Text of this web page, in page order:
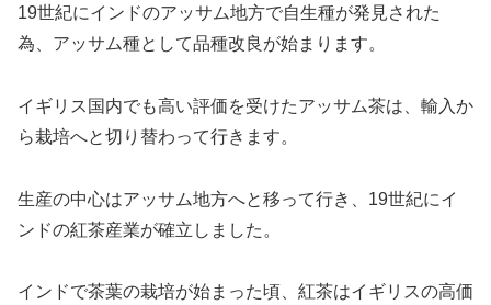
19世紀にインドのアッサム地方で自生種が発見された
為、アッサム種として品種改良が始まります。
イギリス国内でも高い評価を受けたアッサム茶は、輸入か
ら栽培へと切り替わって行きます。
生産の中心はアッサム地方へと移って行き、19世紀にイ
ンドの紅茶産業が確立しました。
インドで茶葉の栽培が始まった頃、紅茶はイギリスの高価